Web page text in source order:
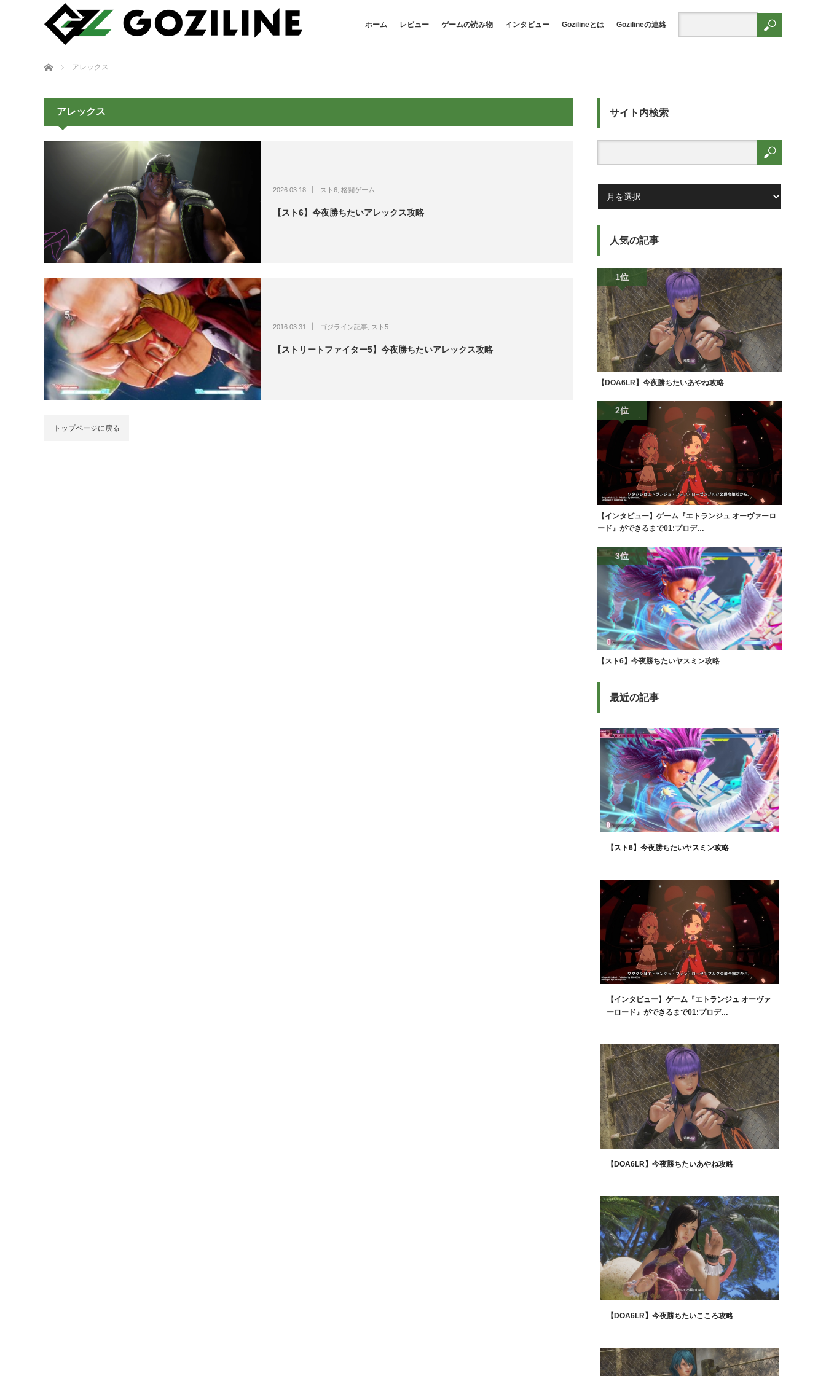
ホーム レビュー ゲームの読み物 インタビュー Gozilineとは Gozilineの連絡
ホーム アレックス
アレックス
2026.03.18 スト6 格闘ゲーム
【スト6】今夜勝ちたいアレックス攻略
2016.03.31 ゴジライン記事 スト5
【ストリートファイター5】今夜勝ちたいアレックス攻略
トップページに戻る
サイト内検索
人気の記事
1位
【DOA6LR】今夜勝ちたいあやね攻略
2位
【インタビュー】ゲーム『エトランジュ オーヴァーロ
ード』ができるまで01:プロデ…
3位
【スト6】今夜勝ちたいヤスミン攻略
最近の記事
【スト6】今夜勝ちたいヤスミン攻略
【インタビュー】ゲーム『エトランジュ オーヴァ
ーロード』ができるまで01:プロデ…
【DOA6LR】今夜勝ちたいあやね攻略
【DOA6LR】今夜勝ちたいこころ攻略